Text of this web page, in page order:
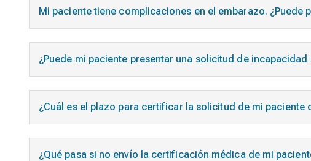
Mi paciente tiene complicaciones en el embarazo.
¿Puede mi paciente presentar una solicitud de
¿Cuál es el plazo para certificar la solicitud de mi paciente
¿Qué pasa si no envío la certificación médica de mi